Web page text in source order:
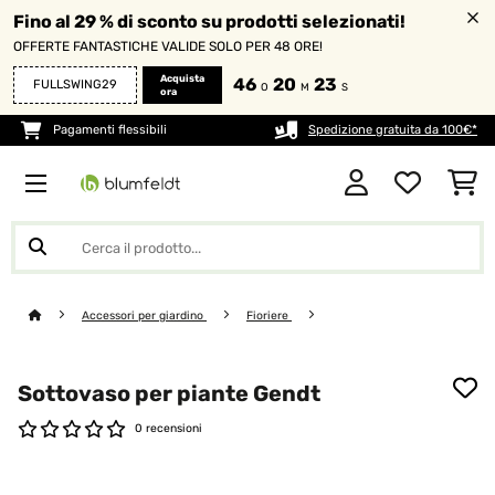
Fino al 29 % di sconto su prodotti selezionati!
OFFERTE FANTASTICHE VALIDE SOLO PER 48 ORE!
FULLSWING29
Acquista
ora
46 O 20 M 23 S
Pagamenti flessibili Spedizione gratuita da 100€*
Accessori per giardino Fioriere
Sottovaso per piante Gendt
0 recensioni